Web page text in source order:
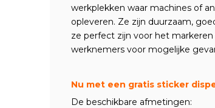
werkplekken waar machines of
opleveren. Ze zijn duurzaam,
ze perfect zijn voor het
werknemers voor mogelijke
Nu met een gratis sticker
De beschikbare afmetingen: